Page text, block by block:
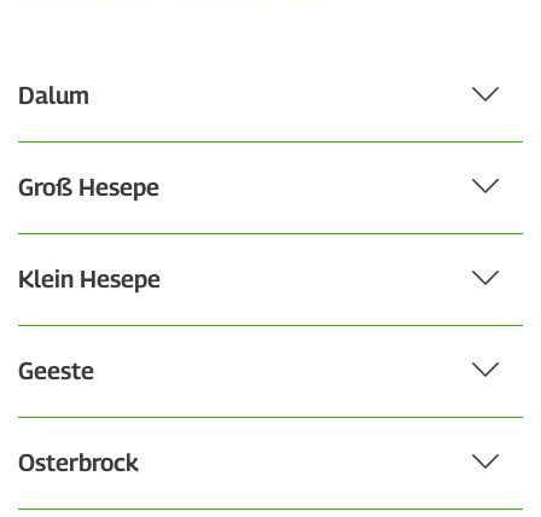
Dalum
Groß Hesepe
Klein Hesepe
Geeste
Osterbrock